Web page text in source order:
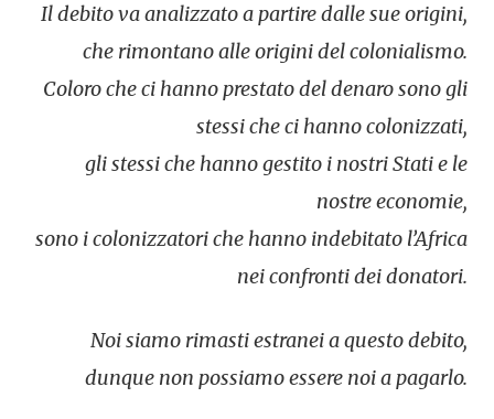
Il debito va analizzato a partire dalle sue origini,
che rimontano alle origini del colonialismo.
Coloro che ci hanno prestato del denaro sono gli
stessi che ci hanno colonizzati,
gli stessi che hanno gestito i nostri Stati e le
nostre economie,
sono i colonizzatori che hanno indebitato l’Africa
nei confronti dei donatori.
Noi siamo rimasti estranei a questo debito,
dunque non possiamo essere noi a pagarlo.